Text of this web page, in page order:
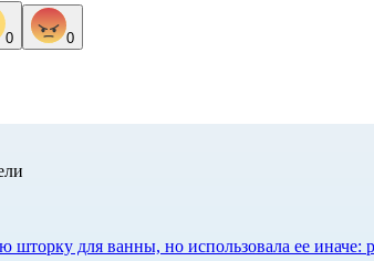
0 0
для ванны, но использовала ее иначе: